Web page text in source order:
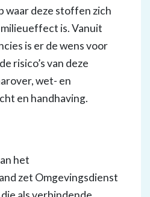
waar deze stoffen zich
is. Vanuit
is er de wens voor
risico’s van deze
wet- en
en handhaving.
het
zet Omgevingsdienst